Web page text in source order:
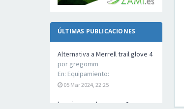
ÚLTIMAS PUBLICACIONES
Alternativa a Merrell trail glove 4
por gregomm
En: Equipamiento:
05 Mar 2024, 22:25
los pies pueden crecer?